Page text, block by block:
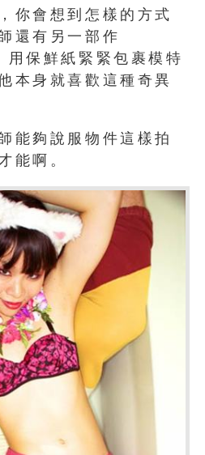
你會想到怎樣的方式
還有另一部作
保鮮紙緊緊包裹模特
本身就喜歡這種奇異
能夠說服物件這樣拍
能啊。